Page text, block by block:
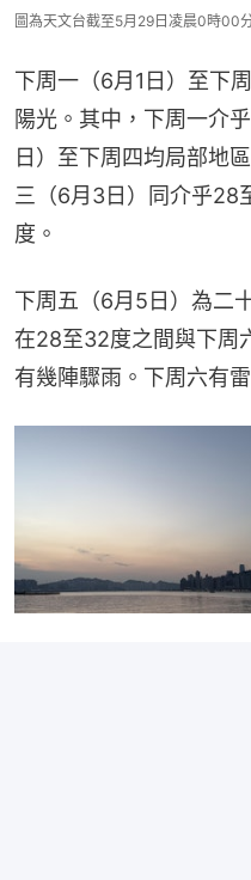
圖為天文台截至5月29日凌晨0時00
下周一（6月1日）至下
陽光。其中，下周一介
日）至下周四均局部地
三（6月3日）同介乎28
度。
下周五（6月5日）為二
在28至32度之間與下周
有幾陣驟雨。下周六有